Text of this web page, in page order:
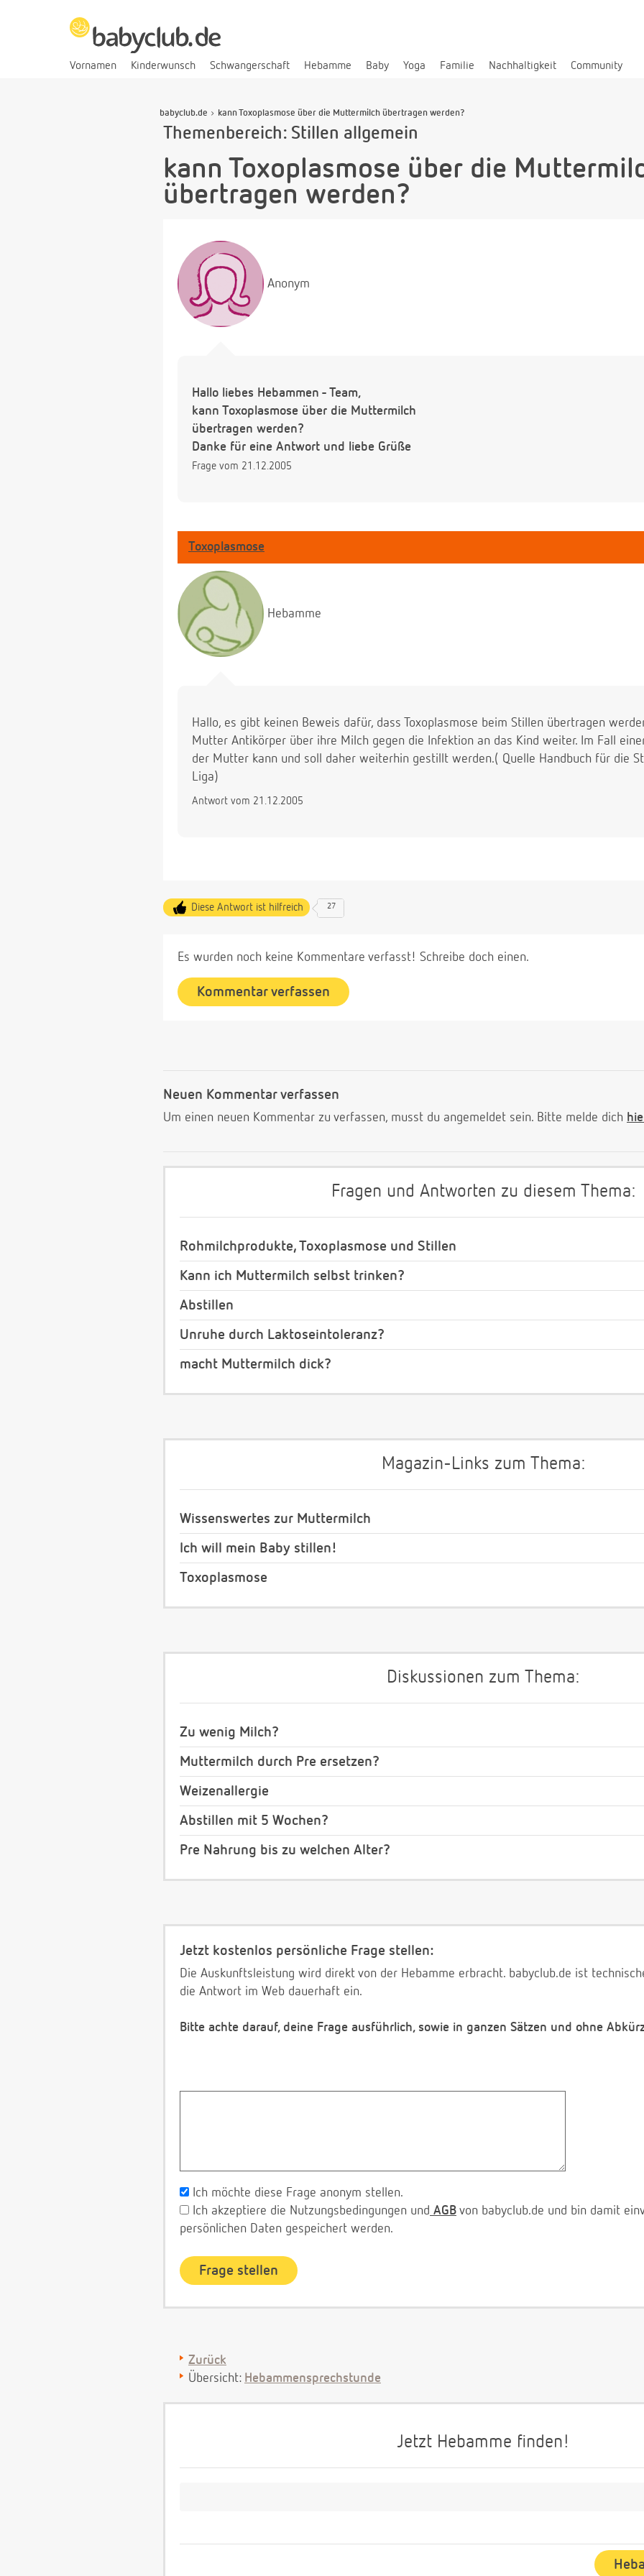
Vornamen Kinderwunsch Schwangerschaft Hebamme Baby Yoga Familie Nachhaltigkeit Community
babyclub.de kann Toxoplasmose über die Muttermilch übertragen werden?
Themenbereich: Stillen allgemein
kann Toxoplasmose über die
übertragen werden?
Anonym
Hallo liebes Hebammen - Team,
kann Toxoplasmose über die Muttermilch
übertragen werden?
Danke für eine Antwort und liebe Grüße
Frage vom 21.12.2005
Toxoplasmose
Hebamme
Hallo, es gibt keinen Beweis dafür, dass Toxoplasmose beim Stillen übertragen
Mutter Antikörper über ihre Milch gegen die Infektion an das Kind weiter. Im Fall
der Mutter kann und soll daher weiterhin gestillt werden.( Quelle Handbuch für die
Liga)
Antwort vom 21.12.2005
Diese Antwort ist hilfreich 27
Es wurden noch keine Kommentare verfasst! Schreibe doch einen.
Kommentar verfassen
Neuen Kommentar verfassen
Um einen neuen Kommentar zu verfassen, musst du angemeldet sein. Bitte melde dich
Fragen und Antworten zu diesem Thema:
Rohmilchprodukte, Toxoplasmose und Stillen
Kann ich Muttermilch selbst trinken?
Abstillen
Unruhe durch Laktoseintoleranz?
macht Muttermilch dick?
Magazin-Links zum Thema:
Wissenswertes zur Muttermilch
Ich will mein Baby stillen!
Toxoplasmose
Diskussionen zum Thema:
Zu wenig Milch?
Muttermilch durch Pre ersetzen?
Weizenallergie
Abstillen mit 5 Wochen?
Pre Nahrung bis zu welchen Alter?
Jetzt kostenlos persönliche Frage stellen:
Die Auskunftsleistung wird direkt von der Hebamme erbracht. babyclub.de ist
die Antwort im Web dauerhaft ein.
Bitte achte darauf, deine Frage ausführlich, sowie in ganzen Sätzen und ohne
Ich möchte diese Frage anonym stellen.
Ich akzeptiere die Nutzungsbedingungen und AGB von babyclub.de und bin damit
persönlichen Daten gespeichert werden.
Zurück
Übersicht: Hebammensprechstunde
Jetzt Hebamme finden!